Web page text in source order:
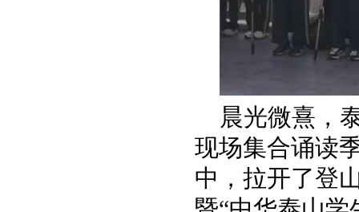
晨光微熹，
现场集合诵读
中，拉开了登